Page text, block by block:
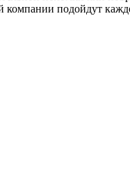
компании подойдут